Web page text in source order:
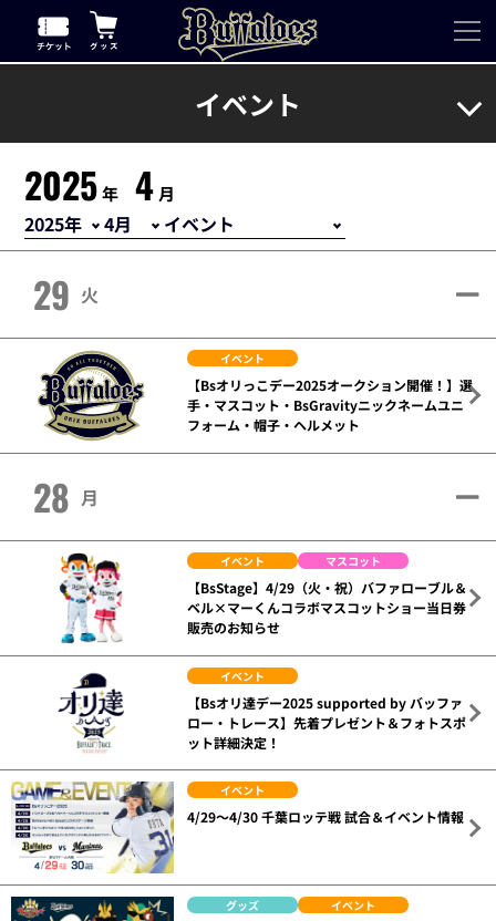
イベント
2025 年 4 月
29 火
イベント
【Bsオリっこデー2025オークション開催！】選
手・マスコット・BsGravityニックネームユニ
フォーム・帽子・ヘルメット
28 月
イベント マスコット
【BsStage】4/29（火・祝）バファローブル＆
ベル×マーくんコラボマスコットショー当日券
販売のお知らせ
イベント
【Bsオリ達デー2025 supported by バッファ
ロー・トレース】先着プレゼント＆フォトスポ
ット詳細決定！
イベント
4/29～4/30 千葉ロッテ戦 試合＆イベント情報
グッズ イベント